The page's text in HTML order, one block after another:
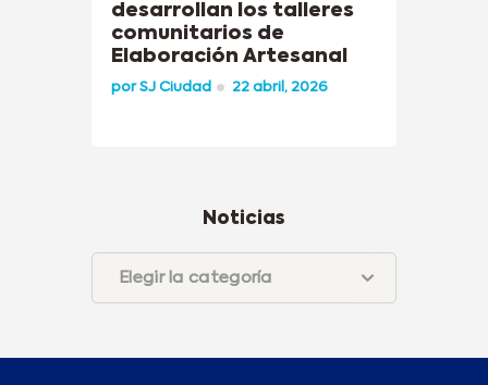
desarrollan los talleres
comunitarios de
Elaboración Artesanal
porSJ Ciudad 22 abril, 2026
Noticias